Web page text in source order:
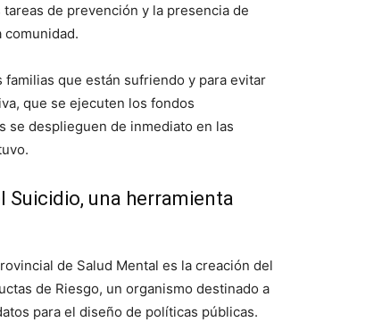
de prevención y la presencia de
familias que están sufriendo y para evitar
que se ejecuten los fondos
desplieguen de inmediato en las
Suicidio, una herramienta
de Salud Mental es la creación del
de Riesgo, un organismo destinado a
para el diseño de políticas públicas.